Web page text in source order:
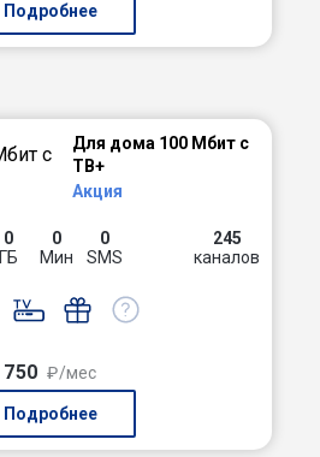
Подробнее
Для дома 100 Мбит с
ТВ+
Акция
0
ГБ
0
Мин
0
SMS
245
каналов
750 ₽/мес
Подробнее